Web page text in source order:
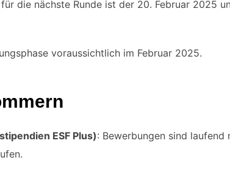
die nächste Runde ist der 20. Februar 2025
voraussichtlich im Februar 2025.
ESF Plus): Bewerbungen sind laufend